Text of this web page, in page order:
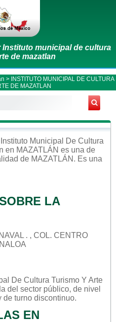
Instituto municipal de cultura
de mazatlan
> INSTITUTO MUNICIPAL DE CULTURA
DE MAZATLAN
Instituto Municipal De Cultura
en MAZATLÁN es una de
de MAZATLÁN . Es una
LA
. , COL. CENTRO
De Cultura Turismo Y Arte
del sector público, de nivel
de turno discontinuo.
EN